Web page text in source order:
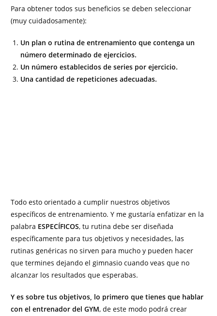
Para obtener todos sus beneficios se deben seleccionar
(muy cuidadosamente):
Un plan o rutina de entrenamiento que contenga un
número determinado de ejercicios.
Un número establecidos de series por ejercicio.
Una cantidad de repeticiones adecuadas.
Todo esto orientado a cumplir nuestros objetivos
específicos de entrenamiento. Y me gustaría enfatizar en la
palabra ESPECÍFICOS, tu rutina debe ser diseñada
específicamente para tus objetivos y necesidades, las
rutinas genéricas no sirven para mucho y pueden hacer
que termines dejando el gimnasio cuando veas que no
alcanzar los resultados que esperabas.
Y es sobre tus objetivos, lo primero que tienes que hablar
con el entrenador del GYM, de este modo podrá crear